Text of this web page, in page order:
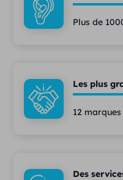
Plus de
Les plus
12
Des